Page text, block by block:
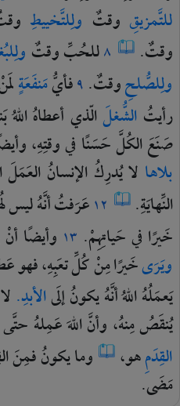
للتَّمزيقِ وقتٌ ولِلتَّخييطِ
وقتٌ.
٨للحُبِّوقتٌ
ولِلصُّلحِوقتٌ. ٩فأيُّمَنفَعَةٍ
رأيتُالشُّغلَالّذيأعطاهُاللهُ
صَنَعَالكُلَّحَسَنًافيوقتِهِ،
بلاها لايُدرِكُالإنسانُالعَمَلَ
النِّهايَةِ.
١٢عَرَفتُأنَّهُليس
خَيرًافيحَياتِهِمْ. ١٣ وأيضًاأنْ
ويَرَىخَيرًامِنْكُلِّتعَبِهِ،فهو
يَعمَلُهُاللهُأنَّهُيكونُإلَىالأبدِ.لا
يُنقَصُمِنهُ،وأنَّاللهَعَمِلهُحتَّى
القِدَمِهو، ومايكونُفمِنَ
مَضَى.